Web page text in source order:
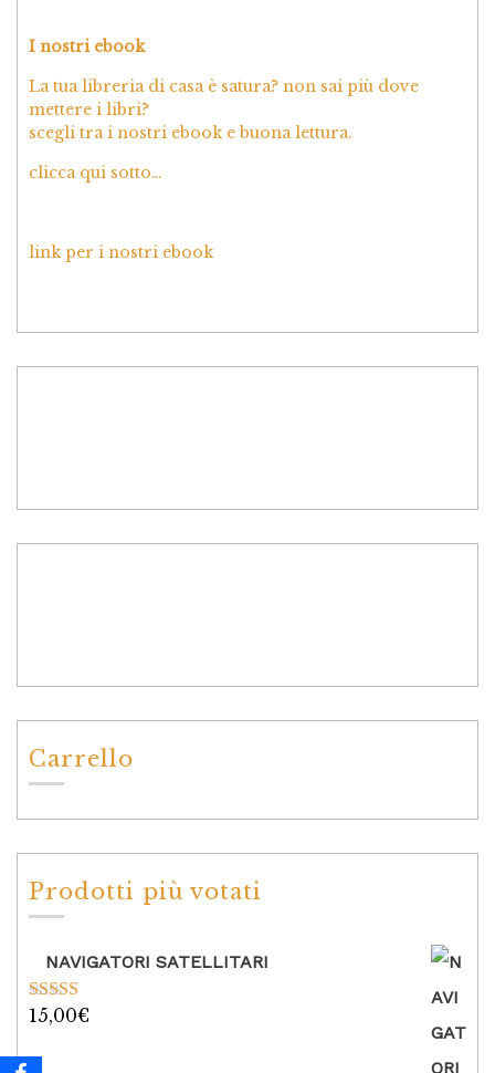
I nostri ebook
La tua libreria di casa è satura? non sai più dove
mettere i libri?
scegli tra i nostri ebook e buona lettura.
clicca qui sotto…
link per i nostri ebook
Carrello
Prodotti più votati
NAVIGATORI SATELLITARI
Valutato
15,00€